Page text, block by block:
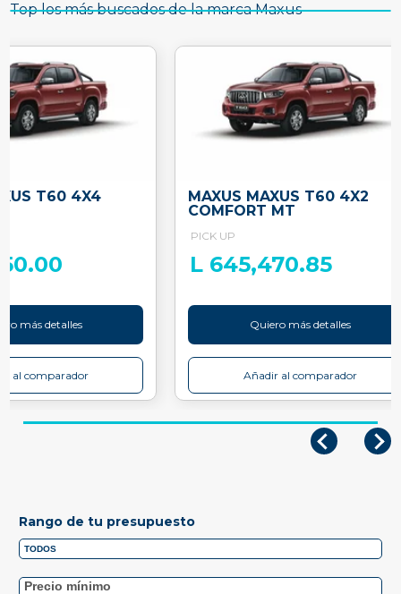
Top los más buscados de la marca Maxus
T60 4X4
más detalles
al comparador
MAXUS MAXUS T60 4X2
COMFORT MT
PICK UP
L 645,470.85
Quiero más detalles
Añadir al comparador
Rango de tu presupuesto